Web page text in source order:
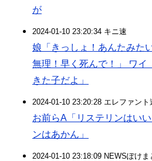
が
2024-01-10 23:20:34 キニ速
娘「きっしょ！あんたみた
無理！早く死んで！」 ワ
きた子だよ」
2024-01-10 23:20:28 エレファン
お前らA「リステリンはい
ンはあかん」
2024-01-10 23:18:09 NEWSぽけま